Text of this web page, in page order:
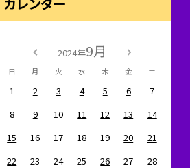
2024年9月
日 月 火 水 木 金 土
1 2 3 4 5 6
7
8
9 10 11 12 13
14
15
16 17 18 19 20
21
22
23 24 25 26 27
28